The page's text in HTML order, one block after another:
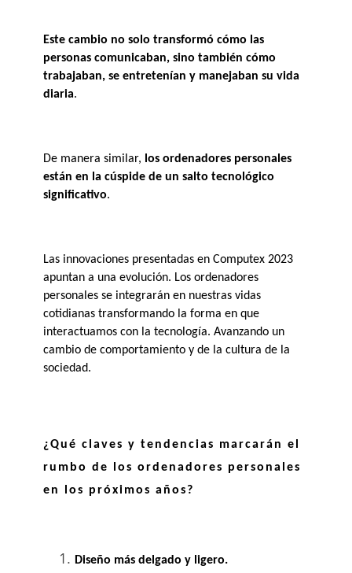
Este cambio no solo transformó cómo las
personas comunicaban, sino también cómo
trabajaban, se entretenían y manejaban su vida
diaria​.
De manera similar, los ordenadores personales
están en la cúspide de un salto tecnológico
significativo.
Las innovaciones presentadas en Computex 2023
apuntan a una evolución. Los ordenadores
personales se integrarán en nuestras vidas
cotidianas transformando la forma en que
interactuamos con la tecnología. Avanzando un
cambio de comportamiento y de la cultura de la
sociedad.
¿Qué claves y tendencias marcarán el
rumbo de los ordenadores personales
en los próximos años?
Diseño más delgado y ligero.